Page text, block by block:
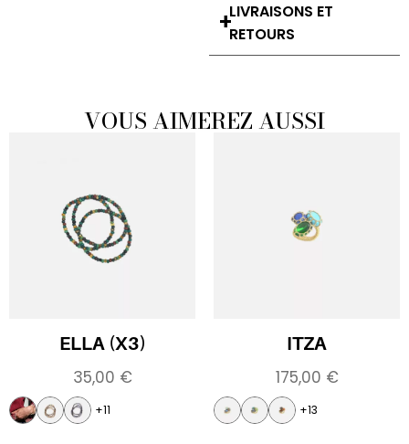
LIVRAISONS ET
RETOURS
VOUS AIMEREZ AUSSI
ELLA (X3)
35,00 €
+11
ITZA
175,00 €
+13